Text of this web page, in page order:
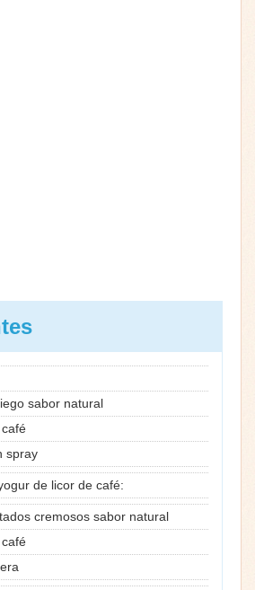
sabor natural
spray
de licor de café:
cremosos sabor natural